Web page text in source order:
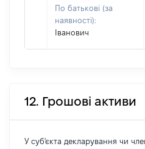
По батькові (за
наявності):
Іванович
12. Грошові активи
У суб'єкта декларування чи